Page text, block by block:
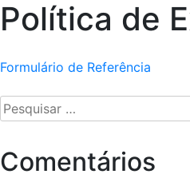
Política de
Navegação
de
Post
Formulário de Referência
Pesquisar
por:
Comentários